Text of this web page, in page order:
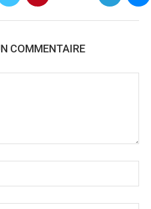
COMMENTAIRE